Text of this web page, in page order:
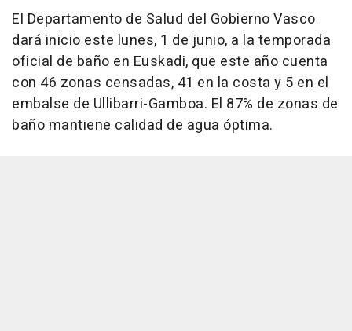
El Departamento de Salud del Gobierno Vasco
dará inicio este lunes, 1 de junio, a la temporada
oficial de baño en Euskadi, que este año cuenta
con 46 zonas censadas, 41 en la costa y 5 en el
embalse de Ullibarri-Gamboa. El 87% de zonas de
baño mantiene calidad de agua óptima.